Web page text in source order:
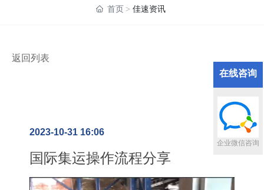
首页 佳速资讯
返回列表
分享：
2023-10-31 16:06
国际集运操作流程分享
在线咨询
企业微信咨询